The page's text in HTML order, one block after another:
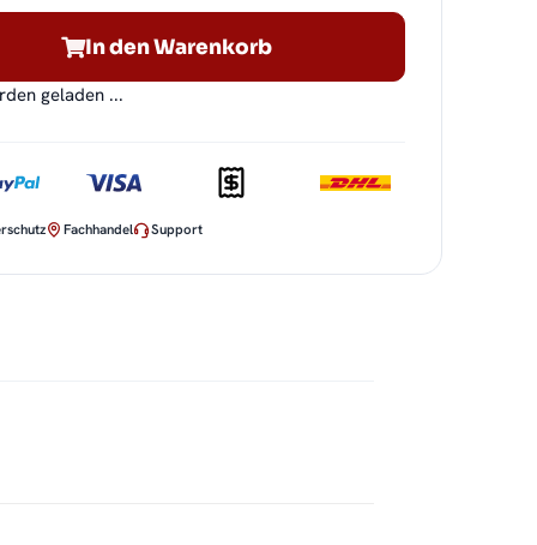
In den Warenkorb
geladen ...
Fachhandel Support